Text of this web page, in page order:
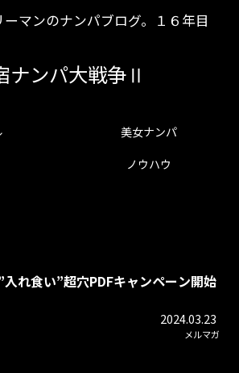
マンのナンパブログ。１６年目
ナンパ大戦争Ⅱ
美女ナンパ
ノウハウ
入れ食い”超穴PDFキャンペーン開始
2024.03.23
メルマガ